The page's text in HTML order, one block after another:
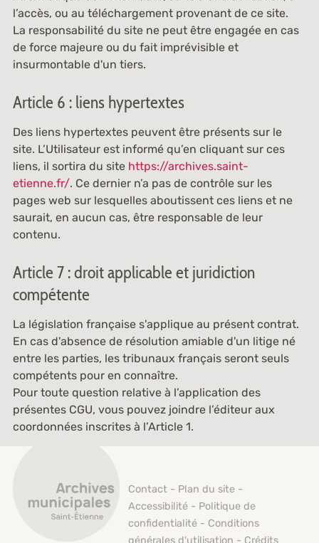
l’accès, ou au téléchargement provenant de ce site.
La responsabilité du site ne peut être engagée en cas
de force majeure ou du fait imprévisible et
insurmontable d'un tiers.
Article 6 : liens hypertextes
Des liens hypertextes peuvent être présents sur le
site. L’Utilisateur est informé qu’en cliquant sur ces
liens, il sortira du site https://archives.saint-
etienne.fr/. Ce dernier n’a pas de contrôle sur les
pages web sur lesquelles aboutissent ces liens et ne
saurait, en aucun cas, être responsable de leur
contenu.
Article 7 : droit applicable et juridiction
compétente
La législation française s'applique au présent contrat.
En cas d'absence de résolution amiable d'un litige né
entre les parties, les tribunaux français seront seuls
compétents pour en connaître.
Pour toute question relative à l’application des
présentes CGU, vous pouvez joindre l’éditeur aux
coordonnées inscrites à l’Article 1.
Contact - Plan du site -
Accessibilité - Politique de
confidentialité - Conditions
générales d'utilisation - Crédits